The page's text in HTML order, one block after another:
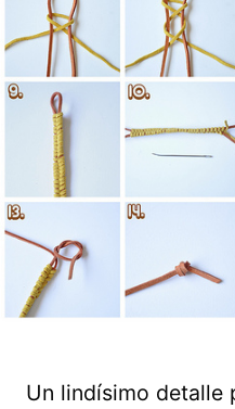
Un lindísimo detalle